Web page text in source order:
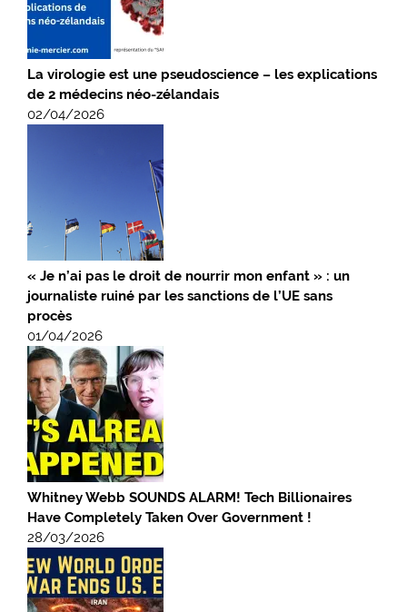
La virologie est une pseudoscience – les explications
de 2 médecins néo-zélandais
02/04/2026
« Je n’ai pas le droit de nourrir mon enfant » : un
journaliste ruiné par les sanctions de l’UE sans
procès
01/04/2026
Whitney Webb SOUNDS ALARM! Tech Billionaires
Have Completely Taken Over Government !
28/03/2026